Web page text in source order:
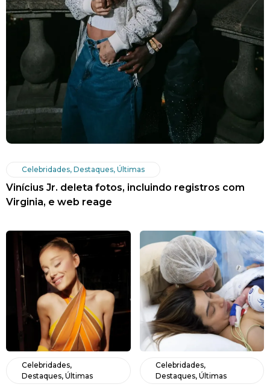
Celebridades, Destaques, Últimas
Vinícius Jr. deleta fotos, incluindo registros com
Virginia, e web reage
Celebridades,
Destaques, Últimas
Celebridades,
Destaques, Últimas